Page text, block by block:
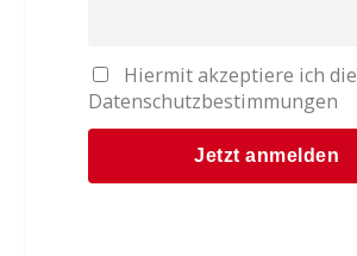
Hiermit akzeptiere ich die
Datenschutzbestimmungen